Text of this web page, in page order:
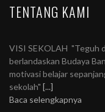
TENTANG KAMI
VISI SEKOLAH "Teguh
berlandaskan Budaya
motivasi belajar
sekolah" [...]
Baca selengkapnya